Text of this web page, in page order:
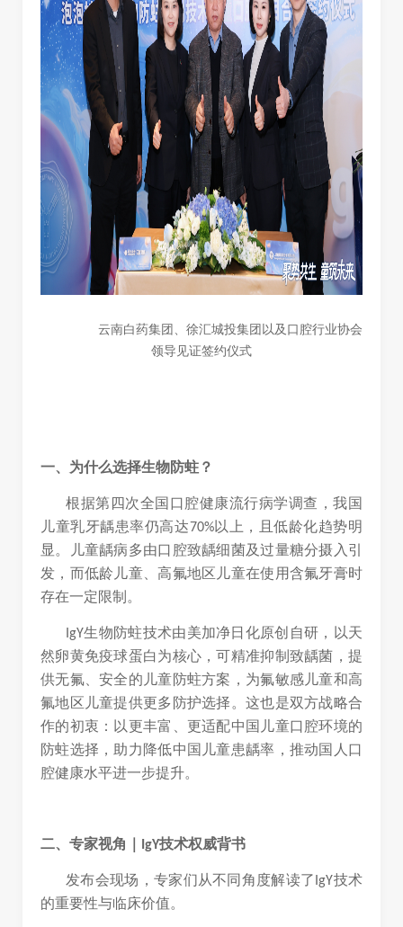
云南白药集团、徐汇城投集团以及口腔行业协会
领导见证签约仪式
一、为什么选择生物防蛀？
根据第四次全国口腔健康流行病学调查，我国
儿童乳牙龋患率仍高达 70%以上，且低龄化趋势明
显。儿童龋病多由口腔致龋细菌及过量糖分摄入引
发，而低龄儿童、高氟地区儿童在使用含氟牙膏时
存在一定限制。
IgY生物防蛀技术由美加净日化原创自研，以天
然卵黄免疫球蛋白为核心，可精准抑制致龋菌，提
供无氟、安全的儿童防蛀方案，为氟敏感儿童和高
氟地区儿童提供更多防护选择。这也是双方战略合
作的初衷：以更丰富、更适配中国儿童口腔环境的
防蛀选择，助力降低中国儿童患龋率，推动国人口
腔健康水平进一步提升。
二、专家视角｜ IgY技术权威背书
发布会现场，专家们从不同角度解读了 IgY技术
的重要性与临床价值。